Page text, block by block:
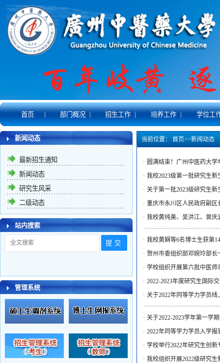
首页 | 部门概况 | 招生工作 | 培养工作 | 学位工
新闻动态
最新招生通知
新闻动态
研究生风采
二级动态
站内搜索
管理系统
当前位置： 首页>>新闻动态
· 圆满结束！广州中医药大
· 我校2023级第一批研究生
· 关于第一批2023级研究生
· 重庆市永川区人民政府副
· 我校黄纯美、吴洪江、曾
· 我校黄娴等6名博士生获第
· 贺州市委组织部邓婉玲部
· 学校组织开展第六批中医
· 2022-2023年度研究生国际
· 关于2022年同等学力学员
· 关于2022-2023学年第一学
· 2022年同等学力学员入学
· 学校举行2022年研究生创
· 我校组织开展2022级研究